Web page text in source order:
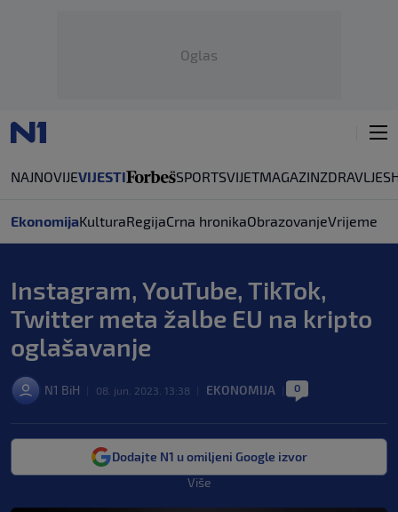
Oglas
NAJNOVIJEVIJESTI SPORTSVIJETMAGAZINZDRAVLJE
EkonomijaKulturaRegijaCrna hronikaObrazovanjeVrijeme
Instagram, YouTube, TikTok,
Twitter meta žalbe EU na kripto
oglašavanje
N1 BiH 08. jun. 2023. 13:38 EKONOMIJA 0
Dodajte N1 u omiljeni Google izvor
Više